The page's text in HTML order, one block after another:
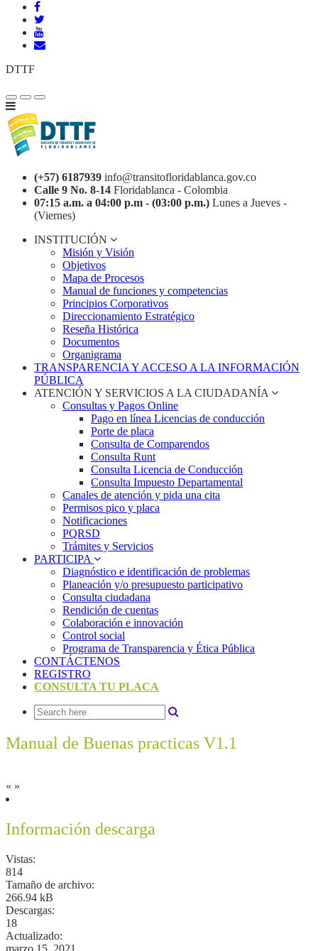
DTTF
(+57) 6187939 info@transitofloridablanca.gov.co
Calle 9 No. 8-14 Floridablanca - Colombia
07:15 a.m. a 04:00 p.m - (03:00 p.m.) Lunes a Jueves -
(Viernes)
INSTITUCIÓN
Misión y Visión
Objetivos
Mapa de Procesos
Manual de funciones y competencias
Principios Corporativos
Direccionamiento Estratégico
Reseña Histórica
Documentos
Organigrama
TRANSPARENCIA Y ACCESO A LA INFORMACIÓN
PÚBLICA
ATENCIÓN Y SERVICIOS A LA CIUDADANÍA
Consultas y Pagos Online
Pago en línea Licencias de conducción
Porte de placa
Consulta de Comparendos
Consulta Runt
Consulta Licencia de Conducción
Consulta Impuesto Departamental
Canales de atención y pida una cita
Permisos pico y placa
Notificaciones
PQRSD
Trámites y Servicios
PARTICIPA
Diagnóstico e identificación de problemas
Planeación y/o presupuesto participativo​
Consulta ciudadana
Rendición de cuentas
Colaboración e innovación
Control social
Programa de Transparencia y Ética Pública
CONTÁCTENOS
REGISTRO
CONSULTA TU PLACA
Manual de Buenas practicas V1.1
« »
Información descarga
Vistas:
814
Tamaño de archivo:
266.94 kB
Descargas:
18
Actualizado:
marzo 15, 2021